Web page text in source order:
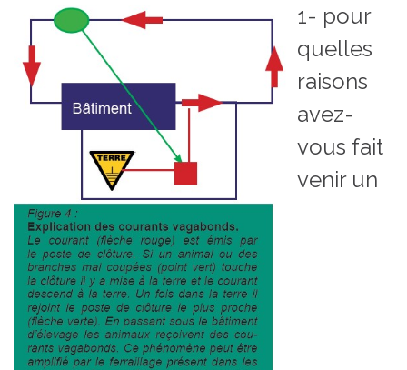
1- pour
quelles
raisons
avez-
vous fait
venir un